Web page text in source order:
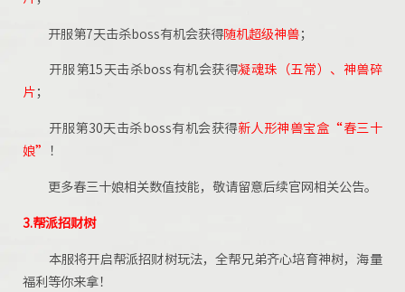
开服第7天击杀boss有机会获得随机超级神兽；
开服第15天击杀boss有机会获得凝魂珠（五常）、神兽碎
片；
开服第30天击杀boss有机会获得新人形神兽宝盒“春三十
娘” ！
更多春三十娘相关数值技能，敬请留意后续官网相关公告。
3.帮派招财树
本服将开启帮派招财树玩法，全帮兄弟齐心培育神树，海量
福利等你来拿！